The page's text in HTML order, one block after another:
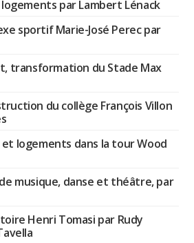
par Lambert Lénack
sportif Marie-José Perec par
transformation du Stade Max
du collège François Villon
et logements dans la tour Wood
musique, danse et théâtre, par
Henri Tomasi par Rudy